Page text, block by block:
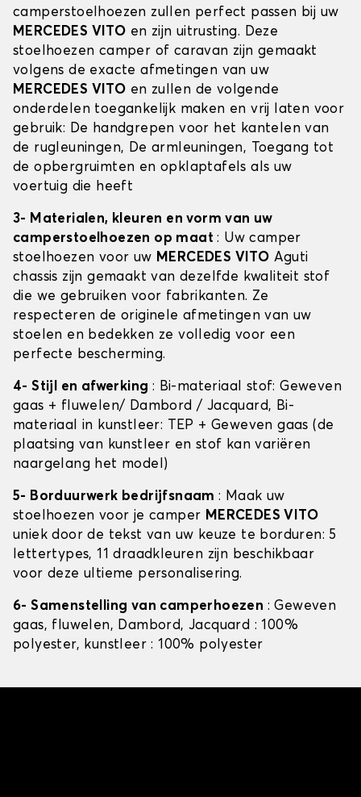
camperstoelhoezen zullen perfect passen bij uw
MERCEDES VITO en zijn uitrusting. Deze
stoelhoezen camper of caravan zijn gemaakt
volgens de exacte afmetingen van uw
MERCEDES VITO en zullen de volgende
onderdelen toegankelijk maken en vrij laten voor
gebruik: De handgrepen voor het kantelen van
de rugleuningen, De armleuningen, Toegang tot
de opbergruimten en opklaptafels als uw
voertuig die heeft
3- Materialen, kleuren en vorm van uw
camperstoelhoezen op maat: Uw camper
stoelhoezen voor uw MERCEDES VITO Aguti
chassis zijn gemaakt van dezelfde kwaliteit stof
die we gebruiken voor fabrikanten. Ze
respecteren de originele afmetingen van uw
stoelen en bedekken ze volledig voor een
perfecte bescherming.
4- Stijl en afwerking : Bi-materiaal stof: Geweven
gaas + fluwelen/ Dambord / Jacquard, Bi-
materiaal in kunstleer: TEP + Geweven gaas (de
plaatsing van kunstleer en stof kan variëren
naargelang het model)
5- Borduurwerk bedrijfsnaam: Maak uw
stoelhoezen voor je camper MERCEDES VITO
uniek door de tekst van uw keuze te borduren: 5
lettertypes, 11 draadkleuren zijn beschikbaar
voor deze ultieme personalisering.
6- Samenstelling van camperhoezen : Geweven
gaas, fluwelen, Dambord, Jacquard : 100%
polyester, kunstleer : 100% polyester